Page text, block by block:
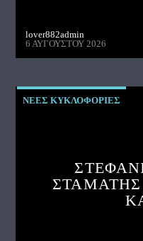
lover882admin
6 ΑΥΓΟΎΣΤΟΥ 2026
ΝΕΕΣ ΚΥΚΛΟΦΟΡΙΕΣ
ΣΤΑΜΑΤΗΣ